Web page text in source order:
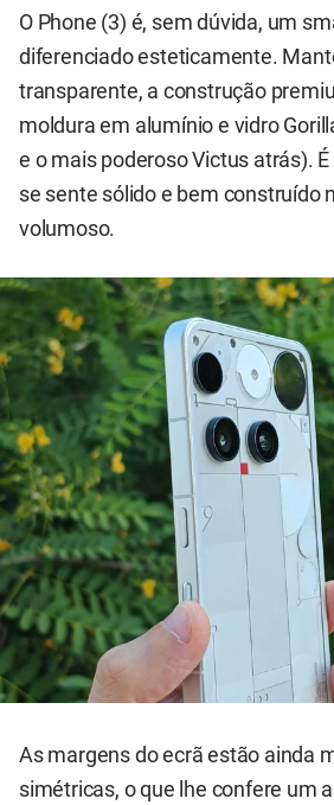
O Phone (3) é, sem dúvida, um
diferenciado esteticamente.
transparente, a construção
moldura em alumínio e vidro
e o mais poderoso Victus atrás).
se sente sólido e bem construído
volumoso.
As margens do ecrã estão ainda
simétricas, o que lhe confere um